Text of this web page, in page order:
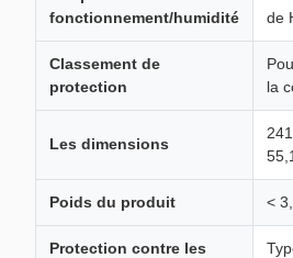
fonctionnement/humidité
de
Classement de
protection
la
Les dimensions
Poids du produit <
Protection contre les